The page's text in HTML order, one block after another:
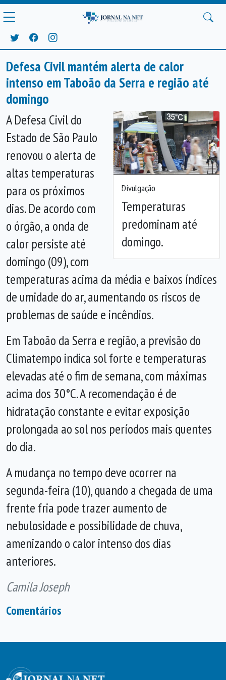
Defesa Civil mantém alerta de calor
intenso em Taboão da Serra e região até
domingo
Divulgação
Temperaturas
predominam até
domingo.
Anterior
A Defesa Civil do
Estado de São Paulo
renovou o alerta de
altas temperaturas
para os próximos
dias. De acordo com
o órgão, a onda de
calor persiste até
domingo (09), com
temperaturas acima da média e baixos índices
de umidade do ar, aumentando os riscos de
problemas de saúde e incêndios.
Em Taboão da Serra e região, a previsão do
Climatempo indica sol forte e temperaturas
elevadas até o fim de semana, com máximas
acima dos 30°C. A recomendação é de
hidratação constante e evitar exposição
prolongada ao sol nos períodos mais quentes
do dia.
A mudança no tempo deve ocorrer na
segunda-feira (10), quando a chegada de uma
frente fria pode trazer aumento de
nebulosidade e possibilidade de chuva,
amenizando o calor intenso dos dias
anteriores.
Camila Joseph
Comentários